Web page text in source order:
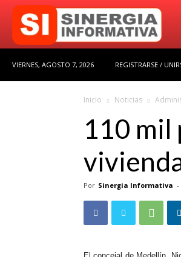
VIERNES, AGOSTO 7, 2026 REGISTRARSE /
Inicio Noticias
110 mil
Por Sinergia Informativa -